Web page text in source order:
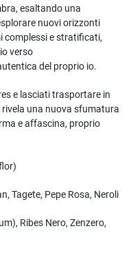
esaltando una
nuovi orizzonti
complessi e stratificati,
verso
del proprio io.
e lasciati trasportare in
una nuova sfumatura
e affascina, proprio
Tagete, Pepe Rosa, Neroli
Ribes Nero, Zenzero,